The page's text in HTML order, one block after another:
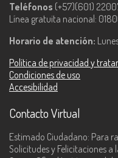
Teléfonos (+57)(601)
Línea gratuita nacional:
Horario de atención:
Política de privacidad y
Condiciones de uso
Accesibilidad
Contacto Virtual
Estimado Ciudadano: Para
Solicitudes y Felicitaciones